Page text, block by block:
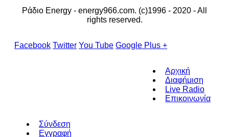
Ράδιο Energy - energy966.com. (c)1996 - 2020 - All
rights reserved.
Facebook Twitter You Tube Google Plus +
Αρχική
Διαφήμιση
Live Radio
Επικοινωνία
Σύνδεση
Εγγραφή